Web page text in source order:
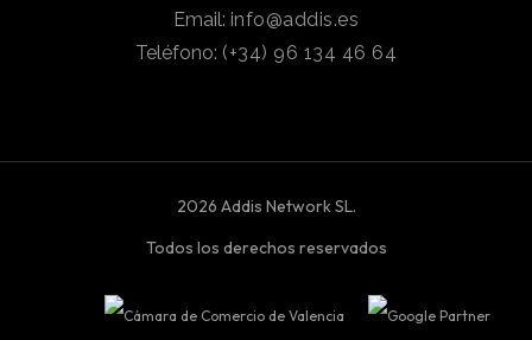
Email: info@addis.es
Teléfono: (+34) 96 134 46 64
2026 Addis Network SL.
Todos los derechos reservados